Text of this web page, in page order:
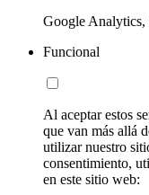
Google Analytics,
Funcional
Al aceptar estos
que van más allá
utilizar nuestro
consentimiento,
en este sitio web: